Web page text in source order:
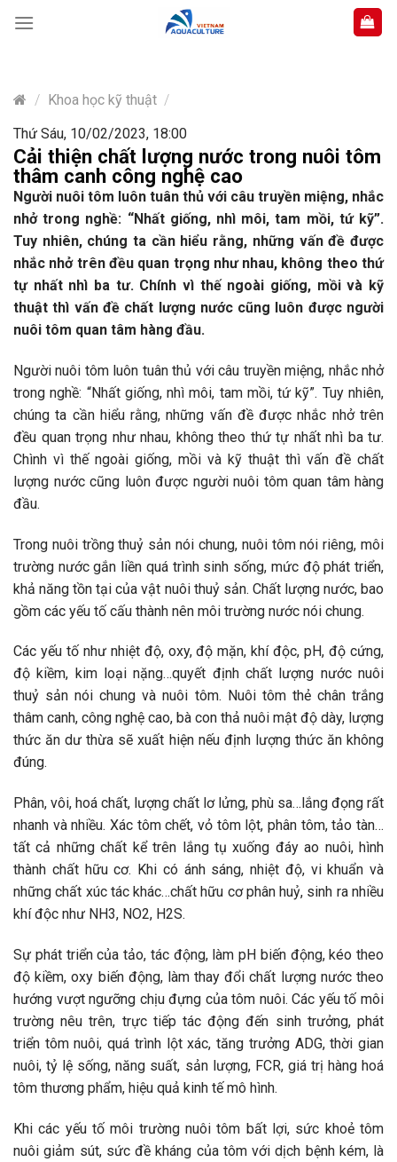
content
/ Khoa học kỹ thuật /
Thứ Sáu, 10/02/2023, 18:00
Cải thiện chất lượng nước trong nuôi tôm
thâm canh công nghệ cao
Người nuôi tôm luôn tuân thủ với câu truyền miệng, nhắc
nhở trong nghề: “Nhất giống, nhì môi, tam mồi, tứ kỹ”.
Tuy nhiên, chúng ta cần hiểu rằng, những vấn đề được
nhắc nhở trên đều quan trọng như nhau, không theo thứ
tự nhất nhì ba tư. Chính vì thế ngoài giống, mồi và kỹ
thuật thì vấn đề chất lượng nước cũng luôn được người
nuôi tôm quan tâm hàng đầu.
Người nuôi tôm luôn tuân thủ với câu truyền miệng, nhắc nhở
trong nghề: “Nhất giống, nhì môi, tam mồi, tứ kỹ”. Tuy nhiên,
chúng ta cần hiểu rằng, những vấn đề được nhắc nhở trên
đều quan trọng như nhau, không theo thứ tự nhất nhì ba tư.
Chình vì thế ngoài giống, mồi và kỹ thuật thì vấn đề chất
lượng nước cũng luôn được người nuôi tôm quan tâm hàng
đầu.
Trong nuôi trồng thuỷ sản nói chung, nuôi tôm nói riêng, môi
trường nước gắn liền quá trình sinh sống, mức độ phát triển,
khả năng tồn tại của vật nuôi thuỷ sản. Chất lượng nước, bao
gồm các yếu tố cấu thành nên môi trường nước nói chung.
Các yếu tố như nhiệt độ, oxy, độ mặn, khí độc, pH, độ cứng,
độ kiềm, kim loại nặng…quyết định chất lượng nước nuôi
thuỷ sản nói chung và nuôi tôm. Nuôi tôm thẻ chân trắng
thâm canh, công nghệ cao, bà con thả nuôi mật độ dày, lượng
thức ăn dư thừa sẽ xuất hiện nếu định lượng thức ăn không
đúng.
Phân, vôi, hoá chất, lượng chất lơ lửng, phù sa…lắng đọng rất
nhanh và nhiều. Xác tôm chết, vỏ tôm lột, phân tôm, tảo tàn…
tất cả những chất kể trên lắng tụ xuống đáy ao nuôi, hình
thành chất hữu cơ. Khi có ánh sáng, nhiệt độ, vi khuẩn và
những chất xúc tác khác…chất hữu cơ phân huỷ, sinh ra nhiều
khí độc như NH3, NO2, H2S.
Sự phát triển của tảo, tác động, làm pH biến động, kéo theo
độ kiềm, oxy biến động, làm thay đổi chất lượng nước theo
hướng vượt ngưỡng chịu đựng của tôm nuôi. Các yếu tố môi
trường nêu trên, trực tiếp tác động đến sinh trưởng, phát
triển tôm nuôi, quá trình lột xác, tăng trưởng ADG, thời gian
nuôi, tỷ lệ sống, năng suất, sản lượng, FCR, giá trị hàng hoá
tôm thương phẩm, hiệu quả kinh tế mô hình.
Khi các yếu tố môi trường nuôi tôm bất lợi, sức khoẻ tôm
nuôi giảm sút, sức đề kháng của tôm với dịch bệnh kém, là